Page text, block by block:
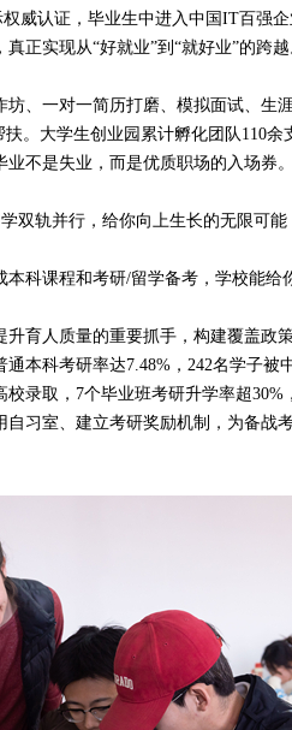
威认证，毕业生中进入中国IT百强
正实现从“好就业”到“就好业”的跨
、一对一简历打磨、模拟面试、生
扶。大学生创业园累计孵化团队110
业不是失业，而是优质职场的入场券
轨并行，给你向上生长的无限可能
科课程和考研/留学备考，学校能给
育人质量的重要抓手，构建覆盖政
通本科考研率达7.48%，242名学子被
校录取，7个毕业班考研升学率超30%
自习室、建立考研奖励机制，为备战